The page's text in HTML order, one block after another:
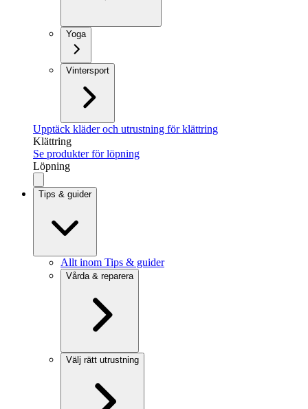
Yoga
Vintersport
Upptäck kläder och utrustning för klättring
Klättring
Se produkter för löpning
Löpning
Tips & guider
Allt inom Tips & guider
Vårda & reparera
Välj rätt utrustning